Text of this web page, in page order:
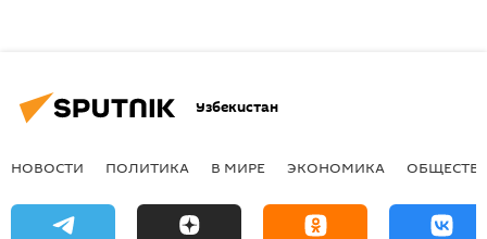
Узбекистан
НОВОСТИ ПОЛИТИКА В МИРЕ ЭКОНОМИКА